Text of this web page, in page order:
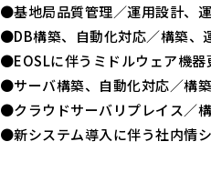
●基地局品質管理／運用設計、
●DB構築、自動化対応／構築、
●EOSLに伴うミドルウェア機器
●サーバ構築、自動化対応／構
●クラウドサーバリプレイス／
●新システム導入に伴う社内情